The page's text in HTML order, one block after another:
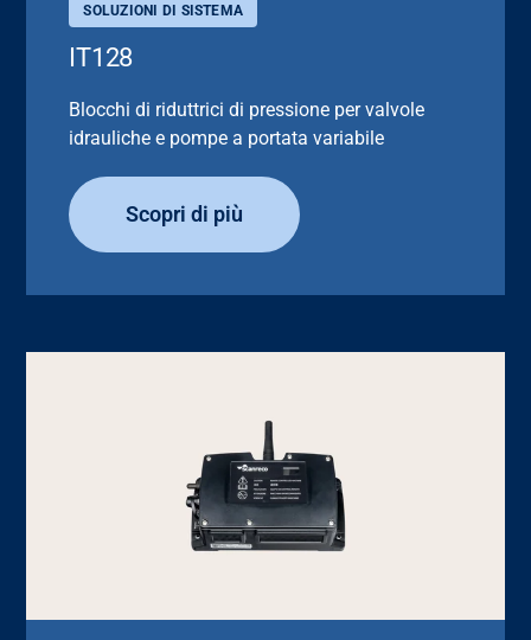
SOLUZIONI DI SISTEMA
IT128
Blocchi di riduttrici di pressione per valvole
idrauliche e pompe a portata variabile
Scopri di più